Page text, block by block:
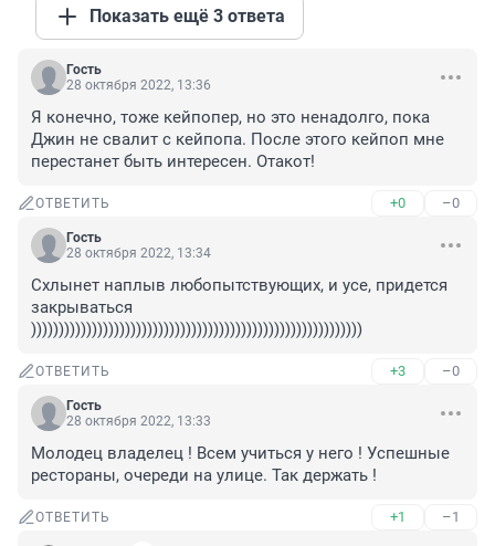
Показать ещё 3 ответа
Гость
28 октября 2022, 13:36
Я конечно, тоже кейпопер, но это ненадолго, пока
Джин не свалит с кейпопа. После этого кейпоп мне
перестанет быть интересен. Отакот!
ОТВЕТИТЬ +0 –0
Гость
28 октября 2022, 13:34
Схлынет наплыв любопытствующих, и усе, придется
закрываться
))))))))))))))))))))))))))))))))))))))))))))))))))))))))))))
ОТВЕТИТЬ +3 –0
Гость
28 октября 2022, 13:33
Молодец владелец ! Всем учиться у него ! Успешные
рестораны, очереди на улице. Так держать !
ОТВЕТИТЬ +1 –1